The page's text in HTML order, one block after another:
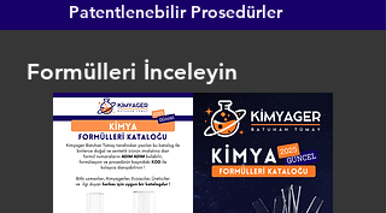
Patentlenebilir Prosedürler
Formülleri İnceleyin